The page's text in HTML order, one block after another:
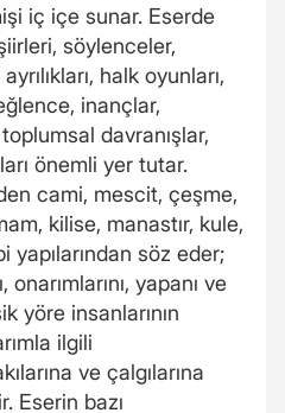
iç içe sunar. Eserde
söylenceler,
halk oyunları,
inançlar,
davranışlar,
önemli yer tutar.
cami, mescit, çeşme,
kilise, manastır, kule,
yapılarından söz eder;
onarımlarını, yapanı ve
yöre insanlarının
ilgili
ve çalgılarına
Eserin bazı